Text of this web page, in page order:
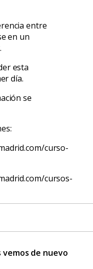
entre
en un
esta
día.
se
curso-
cursos-
vemos de nuevo